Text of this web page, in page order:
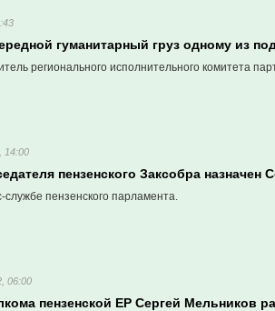
гуманитарный груз одному из
регионального исполнительного комитета
14:00
пензенского Заксобра назначен
пензенского парламента.
06:00
пензенской ЕР Сергей Мельников